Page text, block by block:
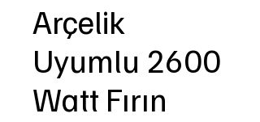
Arçelik
Uyumlu 2600
Watt Fırın